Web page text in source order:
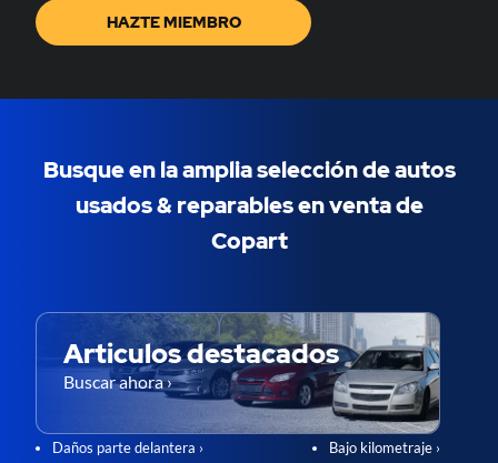
HAZTE MIEMBRO
Busque en la amplia selección de autos
usados & ​​reparables en venta de
Copart
Articulos destacados
Buscar ahora ›
Daños parte delantera ›
Bajo kilometraje ›